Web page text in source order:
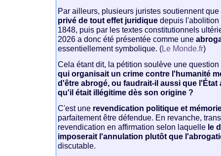
Par ailleurs, plusieurs juristes soutiennent
privé de tout effet juridique depuis
1848, puis par les textes constitutionnels
2026 a donc été présentée comme une
essentiellement symbolique. (Le Monde.fr)
Cela étant dit, la pétition soulève une
qui organisait un crime contre l'humanité
d'être abrogé, ou faudrait-il aussi que l'État
qu'il était illégitime dès son origine ?
C'est une revendication politique et
parfaitement être défendue. En revanche,
revendication en affirmation selon laquelle le
imposerait l'annulation plutôt que
discutable.